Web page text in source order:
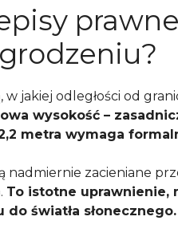
jakiej odległości od
wysokość –
metra wymaga
nadmiernie zacieniane
To istotne uprawnienie,
światła słonecznego.